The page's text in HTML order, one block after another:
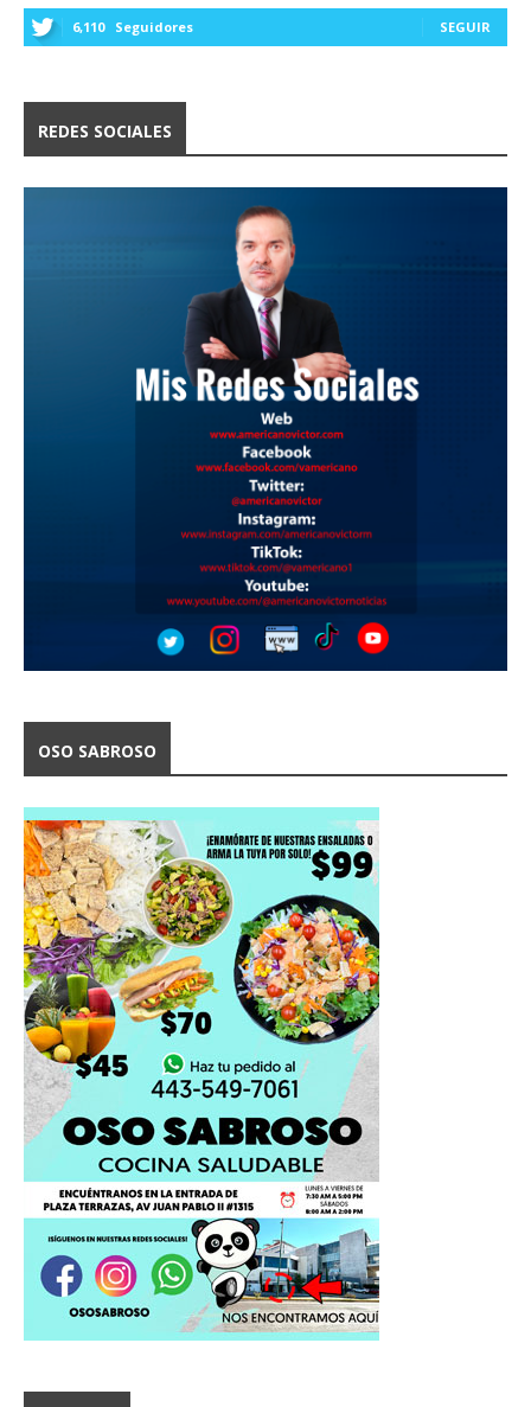
6,110 Seguidores SEGUIR
REDES SOCIALES
OSO SABROSO